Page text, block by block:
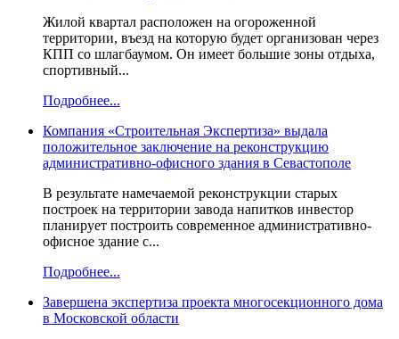
Жилой квартал расположен на огороженной
территории, въезд на которую будет организован через
КПП со шлагбаумом. Он имеет большие зоны отдыха,
спортивный...
Подробнее...
Компания «Строительная Экспертиза» выдала
положительное заключение на реконструкцию
административно-офисного здания в Севастополе
В результате намечаемой реконструкции старых
построек на территории завода напитков инвестор
планирует построить современное административно-
офисное здание с...
Подробнее...
Завершена экспертиза проекта многосекционного дома
в Московской области